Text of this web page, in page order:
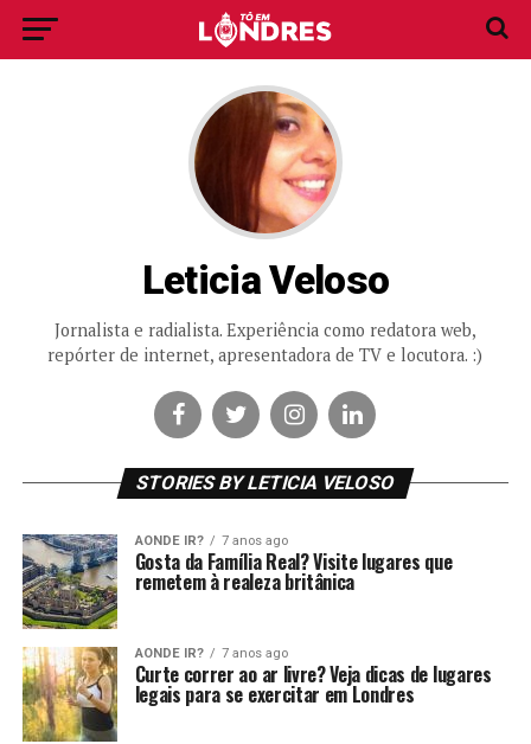
Leticia Veloso
Jornalista e radialista. Experiência como redatora web,
repórter de internet, apresentadora de TV e locutora. :)
STORIES BY LETICIA VELOSO
AONDE IR? 7 anos ago
Gosta da Família Real? Visite lugares que
remetem à realeza britânica
AONDE IR? 7 anos ago
Curte correr ao ar livre? Veja dicas de lugares
legais para se exercitar em Londres